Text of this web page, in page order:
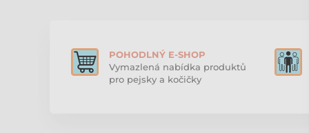
POHODLNÝ E-SHOP
Vymazlená nabídka produktů
pro pejsky a kočičky